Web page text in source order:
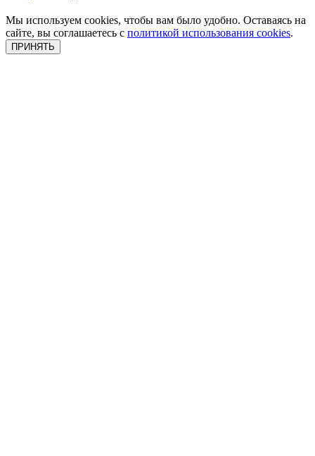
Мы используем cookies, чтобы вам было удобно. Оставаясь на
сайте, вы соглашаетесь с политикой использования cookies.
ПРИНЯТЬ